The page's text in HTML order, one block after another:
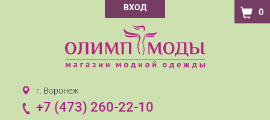
ВХОД 0
г. Воронеж
+7 (473) 260-22-10